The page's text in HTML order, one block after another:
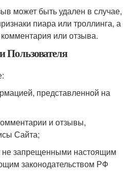
может быть удален в случае,
пиара или троллинга, а
или отзыва.
Пользователя
представленной на
и отзывы,
Сайта;
не запрещенными настоящим
законодательством РФ